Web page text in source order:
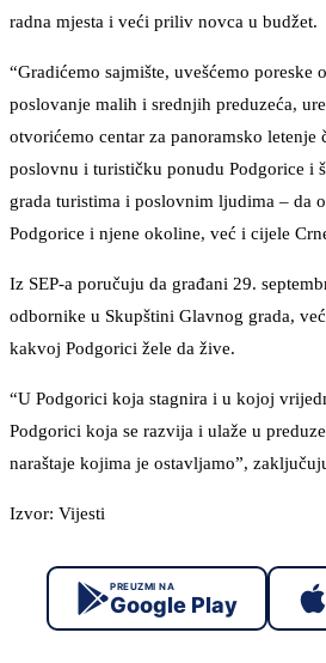
radna mjesta i veći priliv novca u budžet.
“Gradićemo sajmište, uvešćemo poreske
poslovanje malih i srednjih preduzeća,
otvorićemo centar za panoramsko letenje
poslovnu i turističku ponudu Podgorice i
grada turistima i poslovnim ljudima – da
Podgorice i njene okoline, već i cijele
Iz SEP-a poručuju da građani 29.
odbornike u Skupštini Glavnog grada,
kakvoj Podgorici žele da žive.
“U Podgorici koja stagnira i u kojoj
Podgorici koja se razvija i ulaže u
naraštaje kojima je ostavljamo”,
Izvor: Vijesti
PREUZMI NA
Google Play